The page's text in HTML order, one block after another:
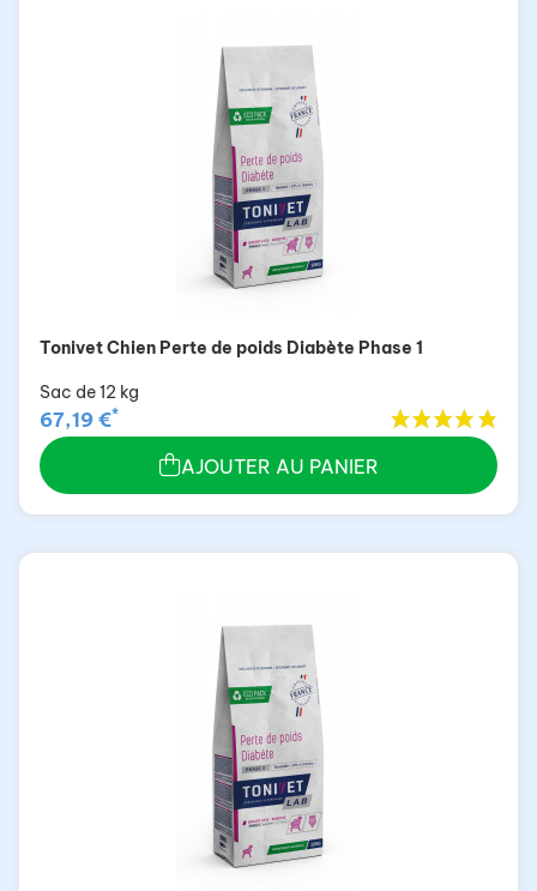
Tonivet Chien Perte de poids Diabète Phase 1
Sac de 12 kg
67,19 €*
AJOUTER AU PANIER